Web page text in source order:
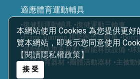
本網站使用 Cookies 為您提供更好
覽本網站，即表示您同意使用
【閱讀隱私權政策】
接 受
適應體育運動輔具
•復健類運動輔具 •復健運動三輪車
•Frame Running 框架跑步三輪車
•運動輔具專案規劃 •智能科技設備 •球
•視障體育器材 •團體活動器材 •主被動